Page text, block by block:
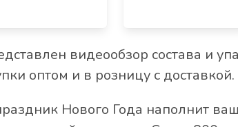
видеообзор состава и
оптом и в розницу с доставкой.
Нового Года наполнит